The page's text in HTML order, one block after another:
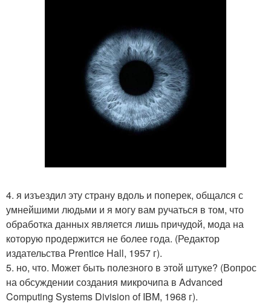
4. я изъездил эту страну вдоль и поперек, общался с
умнейшими людьми и я могу вам ручаться в том, что
обработка данных является лишь причудой, мода на
которую продержится не более года. (Редактор
издательства Prentice Hall, 1957 г).
5. но, что. Может быть полезного в этой штуке? (Вопрос
на обсуждении создания микрочипа в Advanced
Computing Systems Division of IBM, 1968 г).